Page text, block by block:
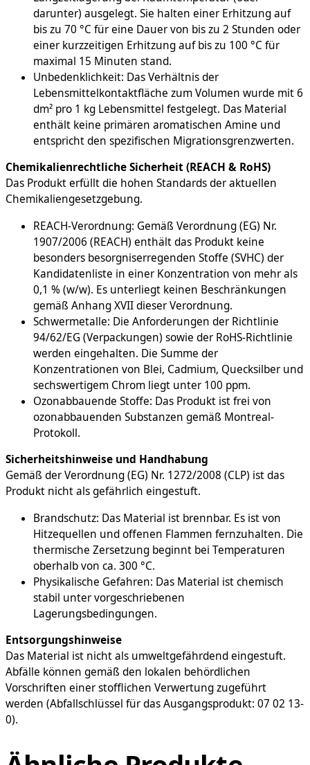
darunter) ausgelegt. Sie halten einer Erhitzung auf
bis zu 70 °C für eine Dauer von bis zu 2 Stunden oder
einer kurzzeitigen Erhitzung auf bis zu 100 °C für
maximal 15 Minuten stand.
Unbedenklichkeit: Das Verhältnis der
Lebensmittelkontaktfläche zum Volumen wurde mit 6
dm² pro 1 kg Lebensmittel festgelegt. Das Material
enthält keine primären aromatischen Amine und
entspricht den spezifischen Migrationsgrenzwerten.
Chemikalienrechtliche Sicherheit (REACH & RoHS)
Das Produkt erfüllt die hohen Standards der aktuellen
Chemikaliengesetzgebung.
REACH-Verordnung: Gemäß Verordnung (EG) Nr.
1907/2006 (REACH) enthält das Produkt keine
besonders besorgniserregenden Stoffe (SVHC) der
Kandidatenliste in einer Konzentration von mehr als
0,1 % (w/w). Es unterliegt keinen Beschränkungen
gemäß Anhang XVII dieser Verordnung.
Schwermetalle: Die Anforderungen der Richtlinie
94/62/EG (Verpackungen) sowie der RoHS-Richtlinie
werden eingehalten. Die Summe der
Konzentrationen von Blei, Cadmium, Quecksilber und
sechswertigem Chrom liegt unter 100 ppm.
Ozonabbauende Stoffe: Das Produkt ist frei von
ozonabbauenden Substanzen gemäß Montreal-
Protokoll.
Sicherheitshinweise und Handhabung
Gemäß der Verordnung (EG) Nr. 1272/2008 (CLP) ist das
Produkt nicht als gefährlich eingestuft.
Brandschutz: Das Material ist brennbar. Es ist von
Hitzequellen und offenen Flammen fernzuhalten. Die
thermische Zersetzung beginnt bei Temperaturen
oberhalb von ca. 300 °C.
Physikalische Gefahren: Das Material ist chemisch
stabil unter vorgeschriebenen
Lagerungsbedingungen.
Entsorgungshinweise
Das Material ist nicht als umweltgefährdend eingestuft.
Abfälle können gemäß den lokalen behördlichen
Vorschriften einer stofflichen Verwertung zugeführt
werden (Abfallschlüssel für das Ausgangsprodukt: 07 02 13-
0).